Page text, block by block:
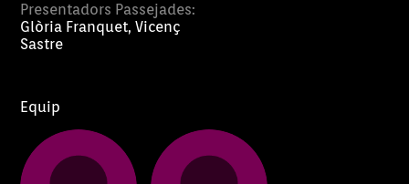
Presentadors Passejades:
Glòria Franquet, Vicenç
Sastre
Equip